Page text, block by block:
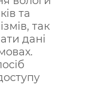
та
так
дані